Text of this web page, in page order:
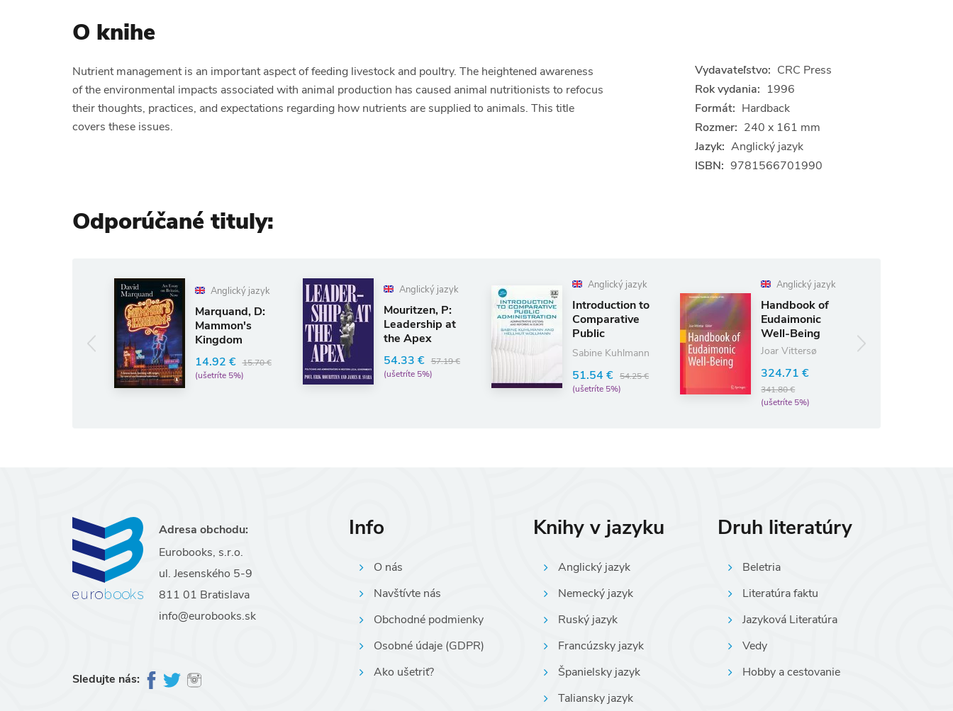
O knihe
Nutrient management is an important aspect of feeding livestock and poultry. The heightened awareness
of the environmental impacts associated with animal production has caused animal nutritionists to refocus
their thoughts, practices, and expectations regarding how nutrients are supplied to animals. This title
covers these issues.
Vydavateľstvo: CRC Press
Rok vydania: 1996
Formát: Hardback
Rozmer: 240 x 161 mm
Jazyk: Anglický jazyk
ISBN: 9781566701990
Odporúčané tituly:
Anglický jazyk
Marquand, D:
Mammon's
Kingdom
14.92 € 15.70 €
(ušetríte 5%)
Anglický jazyk
Mouritzen, P:
Leadership at
the Apex
54.33 € 57.19 €
(ušetríte 5%)
Anglický jazyk
Introduction to
Comparative
Public
Administrat
Sabine Kuhlmann
51.54 €
(ušetríte 5%)
Handbook of
Eudaimonic
Well-Being
Joar Vittersø
324.71 €
341.80 €
Adresa obchodu:
Eurobooks, s.r.o.
ul. Jesenského 5-9
811 01 Bratislava
info@eurobooks.sk
Sledujte nás:
Info
O nás
Navštívte nás
Obchodné podmienky
Osobné údaje (GDPR)
Ako ušetriť?
Knihy v jazyku
Anglický jazyk
Nemecký jazyk
Ruský jazyk
Francúzsky jazyk
Španielsky jazyk
Taliansky jazyk
Druh literatúry
Beletria
Literatúra faktu
Jazyková Literatúra
Vedy
Hobby a cestovanie